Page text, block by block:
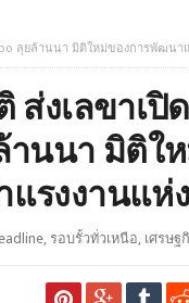
ลุยล้านนา มิติใหม่ของการพัฒนา
งเลขาเปิด
านนา มิติใ
รงงานแห่
, รอบรั้วทั่วเหนือ, เศรษฐ